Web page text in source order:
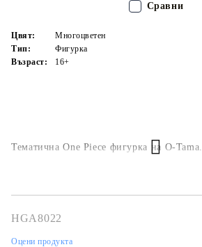
Тематична One Piece фигурка на O-Tama.
Цвят:
Многоцветен
Тип:
Фигурка
Възраст:
16+
HGA8022
Оцени продукта
Сравни